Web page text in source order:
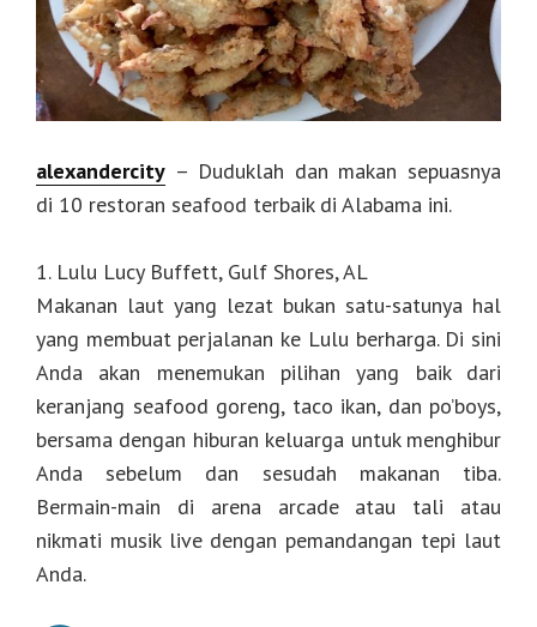
alexandercity – Duduklah dan makan sepuasnya
di 10 restoran seafood terbaik di Alabama ini.
1. Lulu Lucy Buffett, Gulf Shores, AL
Makanan laut yang lezat bukan satu-satunya hal
yang membuat perjalanan ke Lulu berharga. Di sini
Anda akan menemukan pilihan yang baik dari
keranjang seafood goreng, taco ikan, dan po’boys,
bersama dengan hiburan keluarga untuk menghibur
Anda sebelum dan sesudah makanan tiba.
Bermain-main di arena arcade atau tali atau
nikmati musik live dengan pemandangan tepi laut
Anda.